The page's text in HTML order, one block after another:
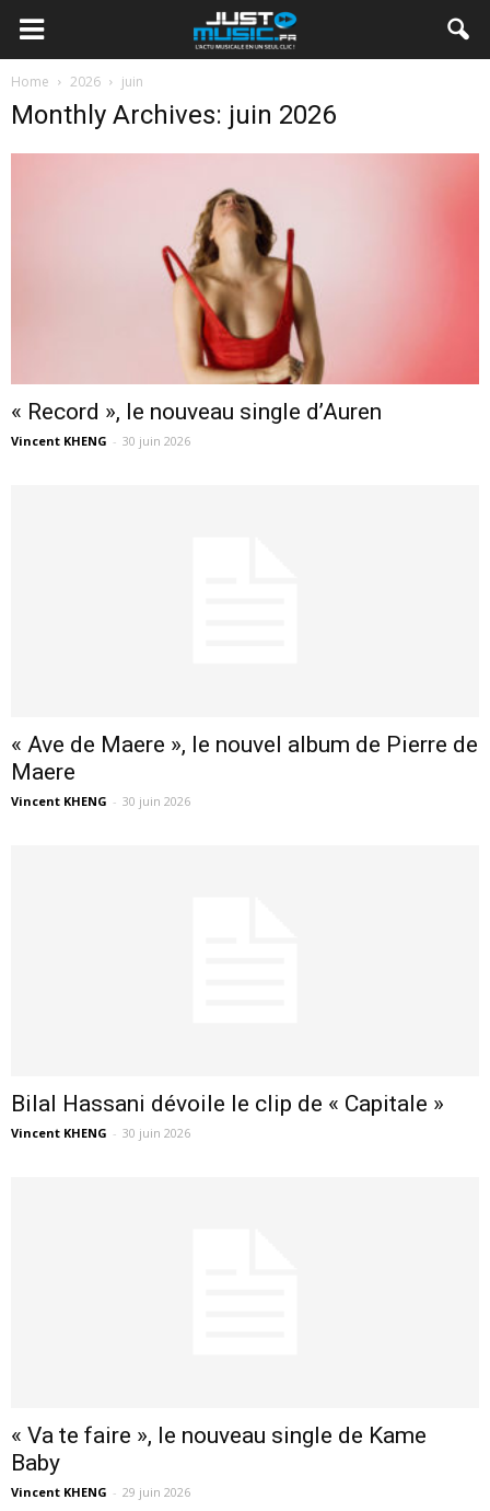
Home 2026 juin
Monthly Archives: juin 2026
« Record », le nouveau single d’Auren
Vincent KHENG - 30 juin 2026
« Ave de Maere », le nouvel album de Pierre de
Maere
Vincent KHENG - 30 juin 2026
Bilal Hassani dévoile le clip de « Capitale »
Vincent KHENG - 30 juin 2026
« Va te faire », le nouveau single de Kame
Baby
Vincent KHENG - 29 juin 2026